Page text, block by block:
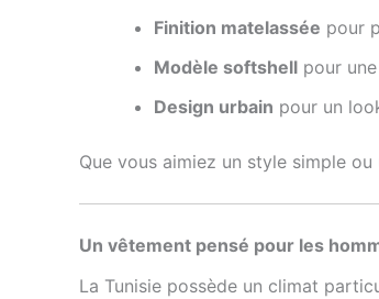
Finition matelassée pour
Modèle softshell pour
Design urbain pour un
Que vous aimiez un style simple
Un vêtement pensé pour les
La Tunisie possède un climat